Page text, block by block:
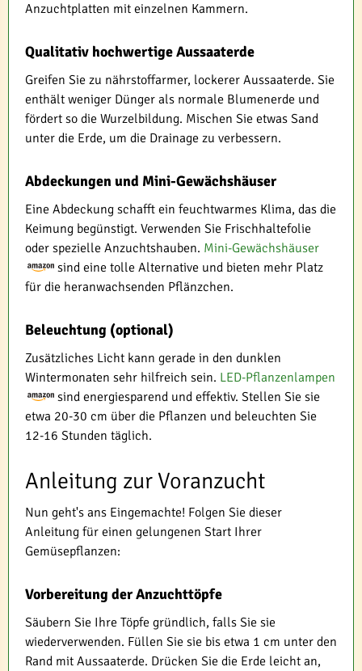
Anzuchtplatten mit einzelnen Kammern.
Qualitativ hochwertige Aussaaterde
Greifen Sie zu nährstoffarmer, lockerer Aussaaterde. Sie
enthält weniger Dünger als normale Blumenerde und
fördert so die Wurzelbildung. Mischen Sie etwas Sand
unter die Erde, um die Drainage zu verbessern.
Abdeckungen und Mini-Gewächshäuser
Eine Abdeckung schafft ein feuchtwarmes Klima, das die
Keimung begünstigt. Verwenden Sie Frischhaltefolie
oder spezielle Anzuchtshauben. Mini-Gewächshäuser
sind eine tolle Alternative und bieten mehr Platz
für die heranwachsenden Pflänzchen.
Beleuchtung (optional)
Zusätzliches Licht kann gerade in den dunklen
Wintermonaten sehr hilfreich sein. LED-Pflanzenlampen
sind energiesparend und effektiv. Stellen Sie sie
etwa 20-30 cm über die Pflanzen und beleuchten Sie
12-16 Stunden täglich.
Anleitung zur Voranzucht
Nun geht's ans Eingemachte! Folgen Sie dieser
Anleitung für einen gelungenen Start Ihrer
Gemüsepflanzen:
Vorbereitung der Anzuchttöpfe
Säubern Sie Ihre Töpfe gründlich, falls Sie sie
wiederverwenden. Füllen Sie sie bis etwa 1 cm unter den
Rand mit Aussaaterde. Drücken Sie die Erde leicht an,